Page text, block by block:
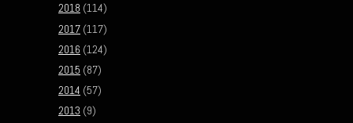
2018 (114)
2017 (117)
2016 (124)
2015 (87)
2014 (57)
2013 (9)